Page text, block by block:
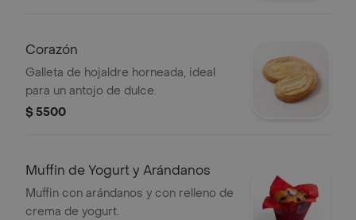
Corazón
Galleta de hojaldre horneada, ideal
para un antojo de dulce.
$ 5500
Muffin de Yogurt y Arándanos
Muffin con arándanos y con relleno de
crema de yogurt.